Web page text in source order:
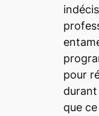
pour
durant
que